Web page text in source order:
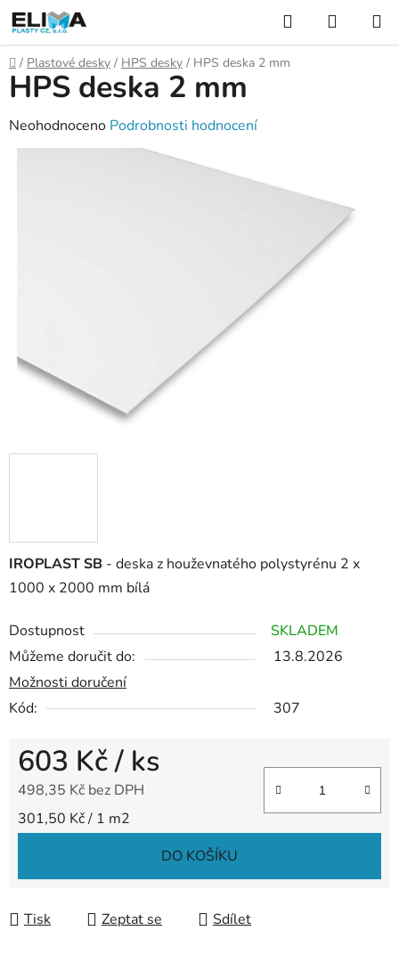
Přejít
na
obsah
Hledat
KOŠÍK
Domů
/ Plastové desky / HPS desky / HPS deska 2 mm
IROPLAST SB - deska z houževnatého polystyrénu 2 x
1000 x 2000 mm bílá
Dostupnost
SKLADEM
Můžeme doručit do:
13.8.2026
Možnosti doručení
Kód:
307
603 Kč/ ks
498,35 Kč bez DPH
Měrná cena:
301,50 Kč / 1 m2
DO KOŠÍKU
Tisk Zeptat se Sdílet
HPS deska 2 mm
Průměrné
hodnocení
Neohodnoceno Podrobnosti hodnocení